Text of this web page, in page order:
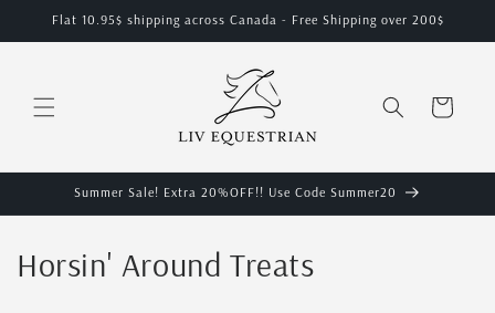
passer
au
Flat 10.95$ shipping across Canada - Free Shipping over 200$
Panier
Summer Sale! Extra 20%OFF!! Use Code Summer20
C
Horsin' Around Treats